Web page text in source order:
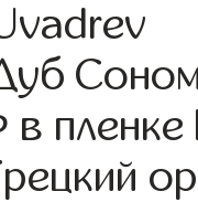
пленке